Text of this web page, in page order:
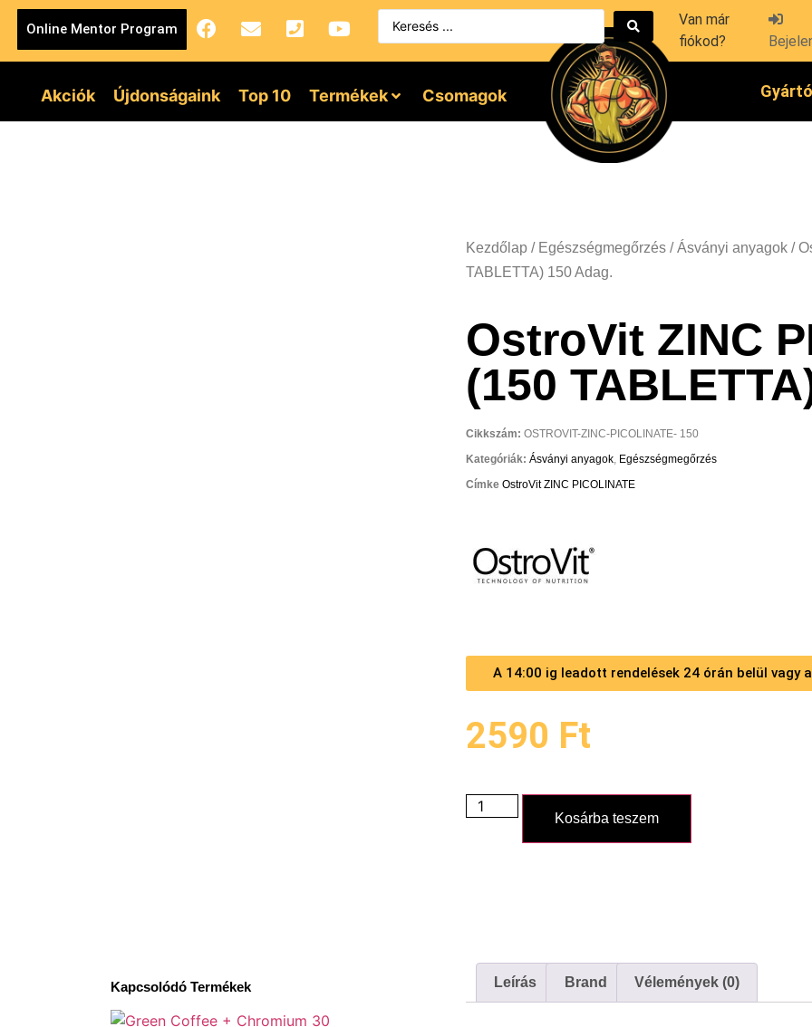
Online Mentor Program
Van már
fiókod?
Akciók Újdonságaink Top 10 Termékek Csomagok
Kezdőlap / Egészségmegőrzés /Ásványi anyagok /
TABLETTA) 150 Adag.
OstroVit ZINC
(150
Cikkszám: OSTROVIT-ZINC-PICOLINATE- 150
Kategóriák: Ásványi anyagok, Egészségmegőrzés
Címke OstroVit ZINC PICOLINATE
A 14:00 ig leadott rendelések 24 órán belül vagy
2590 Ft
Kosárba teszem
Kapcsolódó Termékek Leírás Brand Vélemények (0)